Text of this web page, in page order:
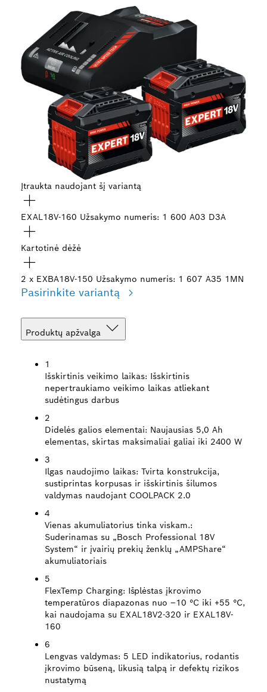
Įtraukta naudojant šį variantą
EXAL18V-160 Užsakymo numeris: 1 600 A03 D3A
Kartotinė dėžė
2 x EXBA18V-150 Užsakymo numeris: 1 607 A35 1MN
Pasirinkite variantą
Produktų apžvalga
1
Išskirtinis veikimo laikas: Išskirtinis
nepertraukiamo veikimo laikas atliekant
sudėtingus darbus
2
Didelės galios elementai: Naujausias 5,0 Ah
elementas, skirtas maksimaliai galiai iki 2400 W
3
Ilgas naudojimo laikas: Tvirta konstrukcija,
sustiprintas korpusas ir išskirtinis šilumos
valdymas naudojant COOLPACK 2.0
4
Vienas akumuliatorius tinka viskam.:
Suderinamas su „Bosch Professional 18V
System“ ir įvairių prekių ženklų „AMPShare“
akumuliatoriais
5
FlexTemp Charging: Išplėstas įkrovimo
temperatūros diapazonas nuo –10 °C iki +55 °C,
kai naudojama su EXAL18V2-320 ir EXAL18V-
160
6
Lengvas valdymas: 5 LED indikatorius, rodantis
įkrovimo būseną, likusią talpą ir defektų rizikos
nustatymą